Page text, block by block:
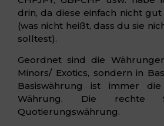
drin, da diese einfach nicht
(was nicht heißt, dass du sie
solltest).
Geordnet sind die
Minors/ Exotics, sondern in
Basiswährung ist immer
Währung. Die
Quotierungswährung.